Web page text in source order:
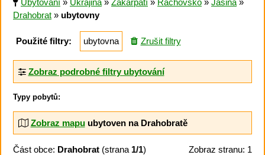
Ubytování » Ukrajina » Zakarpatí » Rachovsko » Jasiňa »
Drahobrat » ubytovny
Použité filtry: ubytovna Zrušit filtry
Zobraz podrobné filtry ubytování
Typy pobytů:
Zobraz mapuubytoven na Drahobratě
Část obce: Drahobrat (strana 1/1) Zobraz stranu: 1